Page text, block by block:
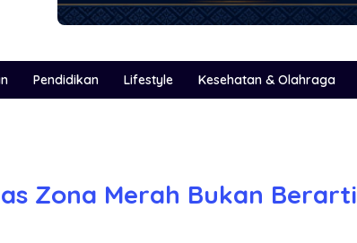
Pendidikan Lifestyle Kesehatan & Olahraga
Zona Merah Bukan Berarti